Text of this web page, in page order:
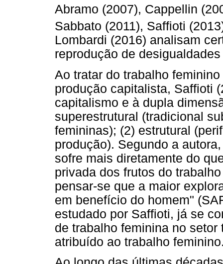
Abramo (2007), Cappellin
Sabbato (2011), Saffioti
Lombardi (2016) analisam
reprodução de
Ao tratar do trabalho
produção capitalista, Saffioti
capitalismo e à dupla
superestrutural (tradicional
femininas); (2) estrutural
produção). Segundo a
sofre mais diretamente do
privada dos frutos do
pensar-se que a maior
em benefício do homem"
estudado por Saffioti, já se
de trabalho feminina no
atribuído ao trabalho